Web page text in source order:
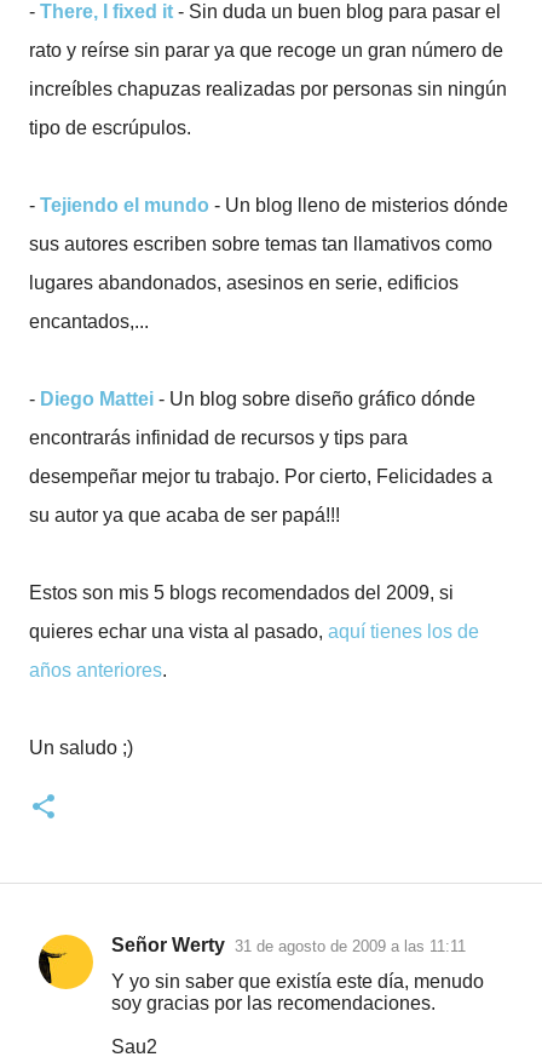
- There, I fixed it - Sin duda un buen blog para pasar el
rato y reírse sin parar ya que recoge un gran número de
increíbles chapuzas realizadas por personas sin ningún
tipo de escrúpulos.
- Tejiendo el mundo - Un blog lleno de misterios dónde
sus autores escriben sobre temas tan llamativos como
lugares abandonados, asesinos en serie, edificios
encantados,...
- Diego Mattei - Un blog sobre diseño gráfico dónde
encontrarás infinidad de recursos y tips para
desempeñar mejor tu trabajo. Por cierto, Felicidades a
su autor ya que acaba de ser papá!!!
Estos son mis 5 blogs recomendados del 2009, si
quieres echar una vista al pasado, aquí tienes los de
años anteriores.
Un saludo ;)
C
Señor Werty 31 de agosto de 2009 a las 11:11
Y yo sin saber que existía este día, menudo
soy gracias por las recomendaciones.
Sau2